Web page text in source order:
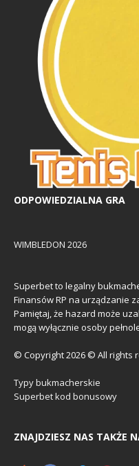
ODPOWIEDZIALNA GRA
WIMBLEDON 2026
Superbet to legalny
Finansów RP na urządzanie
Pamiętaj, że hazard może
mogą wyłącznie osoby
© Copyright 2026 © All rights
Typy bukmacherskie
Superbet kod bonusowy
ZNAJDZIESZ NAS TAKŻE